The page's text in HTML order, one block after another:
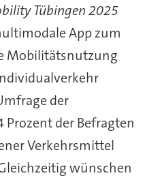
Tübingen 2025
App zum
Mobilitätsnutzung
der
Prozent der Befragten
Verkehrsmittel
wünschen